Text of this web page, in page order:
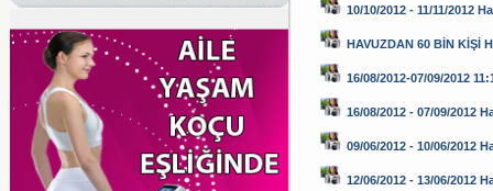
10/10/2012 - 11/11/2012
HAVUZDAN 60 BİN KİŞİ
16/08/2012-07/09/2012
16/08/2012 - 07/09/2012
09/06/2012 - 10/06/2012
12/06/2012 - 13/06/2012